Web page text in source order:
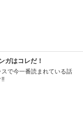
ガはコレだ！
で今一番読まれている話
!!